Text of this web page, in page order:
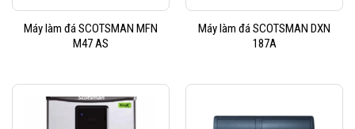
Máy làm đá SCOTSMAN MFN
M47 AS
Máy làm đá SCOTSMAN DXN
187A